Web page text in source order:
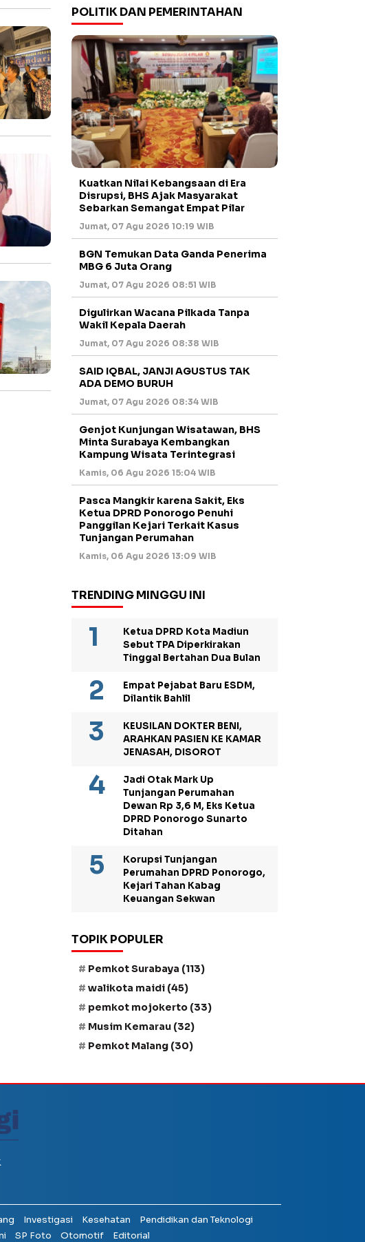
POLITIK DAN PEMERINTAHAN
Kuatkan Nilai Kebangsaan di Era
Disrupsi, BHS Ajak Masyarakat
Sebarkan Semangat Empat Pilar
Jumat, 07 Agu 2026 10:19 WIB
BGN Temukan Data Ganda Penerima
MBG 6 Juta Orang
Jumat, 07 Agu 2026 08:51 WIB
Digulirkan Wacana Pilkada Tanpa
Wakil Kepala Daerah
Jumat, 07 Agu 2026 08:38 WIB
SAID IQBAL, JANJI AGUSTUS TAK
ADA DEMO BURUH
Jumat, 07 Agu 2026 08:34 WIB
Genjot Kunjungan Wisatawan, BHS
Minta Surabaya Kembangkan
Kampung Wisata Terintegrasi
Kamis, 06 Agu 2026 15:04 WIB
Pasca Mangkir karena Sakit, Eks
Ketua DPRD Ponorogo Penuhi
Panggilan Kejari Terkait Kasus
Tunjangan Perumahan
Kamis, 06 Agu 2026 13:09 WIB
TRENDING MINGGU INI
Ketua DPRD Kota Madiun
Sebut TPA Diperkirakan
Tinggal Bertahan Dua Bulan
Empat Pejabat Baru ESDM,
Dilantik Bahlil
KEUSILAN DOKTER BENI,
ARAHKAN PASIEN KE KAMAR
JENASAH, DISOROT
Jadi Otak Mark Up
Tunjangan Perumahan
Dewan Rp 3,6 M, Eks Ketua
DPRD Ponorogo Sunarto
Ditahan
Korupsi Tunjangan
Perumahan DPRD Ponorogo,
Kejari Tahan Kabag
Keuangan Sekwan
TOPIK POPULER
Pemkot Surabaya (113)
walikota maidi (45)
pemkot mojokerto (33)
Musim Kemarau (32)
Pemkot Malang (30)
Investigasi Kesehatan
Pendidikan dan Teknologi
SP Foto Otomotif Editorial